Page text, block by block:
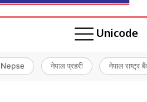
Unicode
Nepse नेपाल प्रहरी नेपाल राष्ट्र